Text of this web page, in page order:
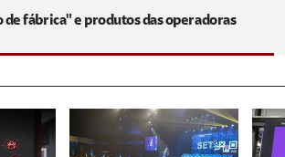
de fábrica" e produtos das operadoras